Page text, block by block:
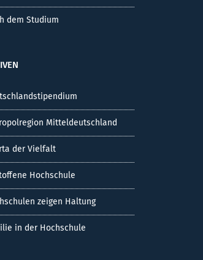
dem Studium
Mitteldeutschland
der Vielfalt
Hochschule
zeigen Haltung
in der Hochschule